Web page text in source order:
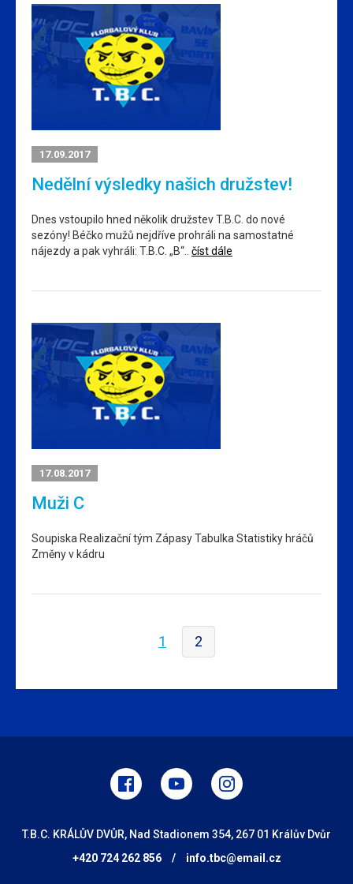
17.09.2017
Nedělní výsledky našich družstev!
Dnes vstoupilo hned několik družstev T.B.C. do nové
sezóny! Béčko mužů nejdříve prohráli na samostatné
nájezdy a pak vyhráli: T.B.C. „B“.. číst dále
17.08.2017
Muži C
Soupiska Realizační tým Zápasy Tabulka Statistiky hráčů
Změny v kádru
1 2
T.B.C. KRÁLŮV DVŮR, Nad Stadionem 354, 267 01 Králův Dvůr
+420 724 262 856
/ info.tbc@email.cz